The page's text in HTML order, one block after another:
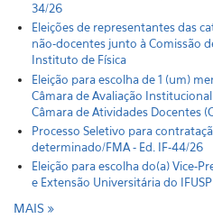
34/26
Eleições de representantes das
não-docentes junto à Comissão
Instituto de Física
Eleição para escolha de 1 (um)
Câmara de Avaliação
Câmara de Atividades Docentes
Processo Seletivo para
determinado/FMA - Ed. IF-44/26
Eleição para escolha do(a) Vice-
e Extensão Universitária do IFUSP
MAIS